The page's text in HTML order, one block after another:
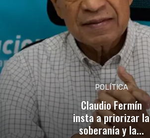
POLÍTICA
Claudio Fermín
insta a priorizar la
soberanía y la...